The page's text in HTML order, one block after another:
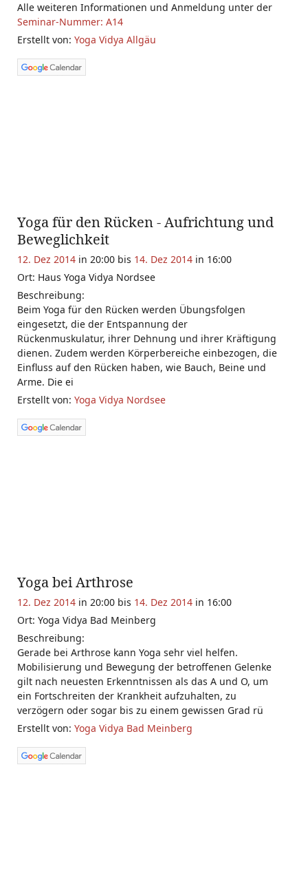
Alle weiteren Informationen und Anmeldung unter der
Seminar-Nummer: A14
Erstellt von: Yoga Vidya Allgäu
Yoga für den Rücken - Aufrichtung und
Beweglichkeit
12. Dez 2014 in 20:00 bis 14. Dez 2014 in 16:00
Ort: Haus Yoga Vidya Nordsee
Beschreibung:
Beim Yoga für den Rücken werden Übungsfolgen
eingesetzt, die der Entspannung der
Rückenmuskulatur, ihrer Dehnung und ihrer Kräftigung
dienen. Zudem werden Körperbereiche einbezogen, die
Einfluss auf den Rücken haben, wie Bauch, Beine und
Arme. Die ei
Erstellt von: Yoga Vidya Nordsee
Yoga bei Arthrose
12. Dez 2014 in 20:00 bis 14. Dez 2014 in 16:00
Ort: Yoga Vidya Bad Meinberg
Beschreibung:
Gerade bei Arthrose kann Yoga sehr viel helfen.
Mobilisierung und Bewegung der betroffenen Gelenke
gilt nach neuesten Erkenntnissen als das A und O, um
ein Fortschreiten der Krankheit aufzuhalten, zu
verzögern oder sogar bis zu einem gewissen Grad rü
Erstellt von: Yoga Vidya Bad Meinberg